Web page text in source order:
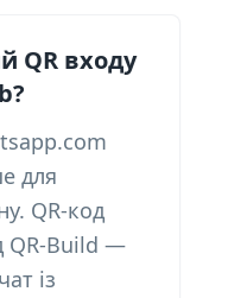
QR входу
для
QR-код
QR-Build —
із